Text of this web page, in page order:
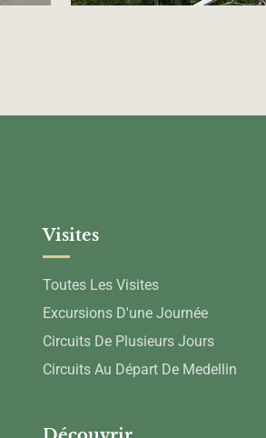
Visites
Toutes Les Visites
Excursions D'une Journée
Circuits De Plusieurs Jours
Circuits Au Départ De Medellin